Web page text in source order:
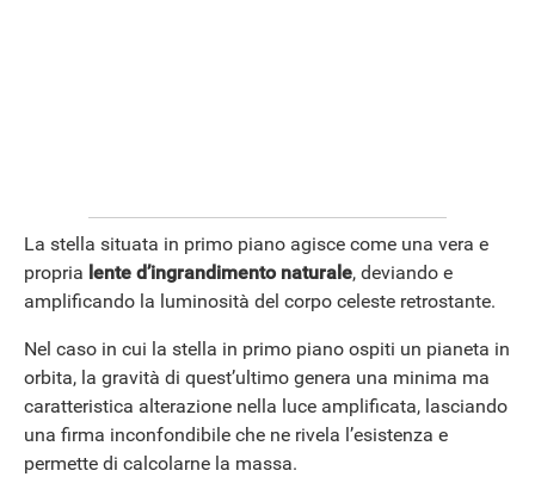
La stella situata in primo piano agisce come una vera e
propria lente d’ingrandimento naturale, deviando e
amplificando la luminosità del corpo celeste retrostante.
Nel caso in cui la stella in primo piano ospiti un pianeta in
orbita, la gravità di quest’ultimo genera una minima ma
caratteristica alterazione nella luce amplificata, lasciando
una firma inconfondibile che ne rivela l’esistenza e
permette di calcolarne la massa.